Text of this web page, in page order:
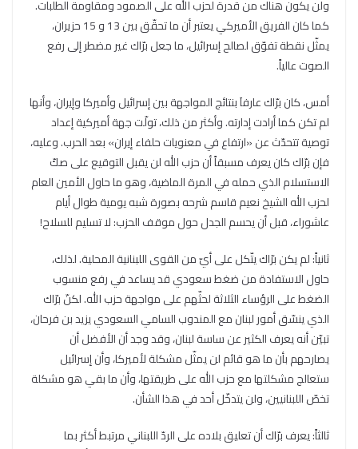
ولن يكون هناك من قدرة لحزب الله على الصمود ومقاومة الطلبات.
كما كان الفريق الأميركي يعتبر أن ما تحقّق بين 13 و 15 حزيران،
يمثّل نقطة تفوّق لصالح إسرائيل، ما جعل برّاك غير مضطر إلى رفع
الصوت عالياً.
أمس، كان برّاك عارفاَ بنتائج المواجهة بين إسرائيل وأميركا وإيران، وأنها
لم تكن كما أرادت إدارته. وأكثر من ذلك، تولّت جهة أميركية إعداد
توصية تتحدّث عن «ارتفاع في معنويات حلفاء إيران» بعد الحرب. وعليه،
فإن برّاك كان يعرف مسبقاً أن حزب الله لن يقبل التوقيع على صكّ
الاستسلام الذي حمله في المرة الماضية، وهو ما حاول الأمين العام
لحزب الله الشيخ نعيم قاسم شرحه بصورة شبه يومية طوال أيام
عاشوراء، قبل أن يحسم الجدل حول موقف الحزب: لا تسليم للسلاح!
ثانياً: لم يكن برّاك يتّكل على أيّ من القوى اللبنانية المحلية. لذلك،
حاول الاستفادة من ضغط سعودي قد يساعد في رفع منسوب
الضغط على الرؤساء الثلاثة لحثّهم على مواجهة حزب الله. لكنّ برّاك
الذي ينسّق أمور لبنان مع المندوب السامي السعودي يزيد بن فرحان،
تبيّن أنه يعرف الكثير عن ساسة لبنان، وقد وجد أن الأفضل أن
يصارحهم بأن ما هو قائم لن يمثّل مشكلة لأميركا، وأن إسرائيل
ستعالج مشكلتها مع حزب الله على طريقتها، وأن ما بقي هو مشكلة
تخصّ اللبنانيين، ولن يتدخّل أحد في هذا الشأن.
ثالثاً: يعرف برّاك أن تعليق بلاده على الردّ اللبناني مرتبط أكثر بما